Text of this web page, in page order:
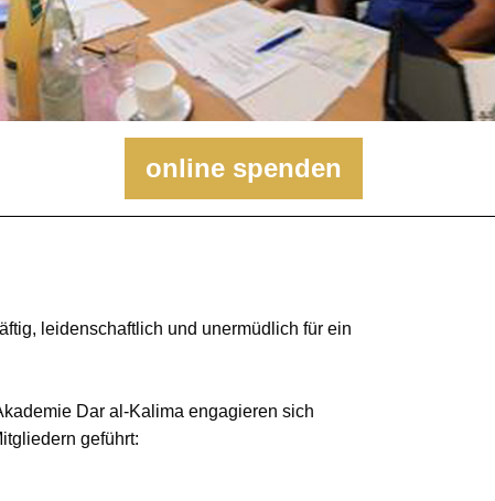
online spenden
leidenschaftlich und unermüdlich für ein
Dar al-Kalima engagieren sich
geführt: